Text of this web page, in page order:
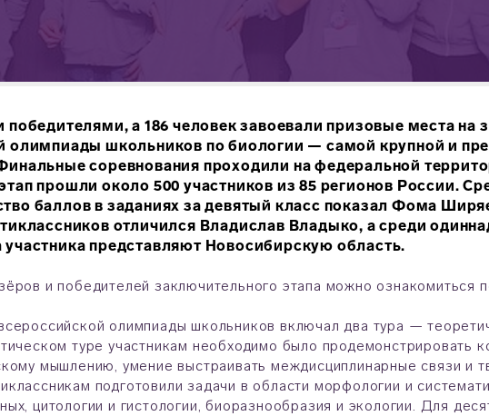
победителями, а 186 человек завоевали призовые места на
олимпиады школьников по биологии — самой крупной и
соревнования проходили на федеральной
прошли около 500 участников из 85 регионов России.
баллов в заданиях за девятый класс показал Фома
отличился Владислав Владыко, а среди
представляют Новосибирскую область.
и победителей заключительного этапа можно ознакомиться
олимпиады школьников включал два тура —
туре участникам необходимо было продемонстрировать
мышлению, умение выстраивать междисциплинарные связи и
подготовили задачи в области морфологии и
цитологии и гистологии, биоразнообразия и экологии. Для